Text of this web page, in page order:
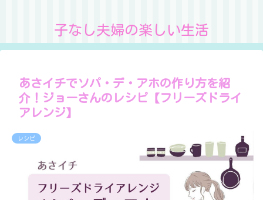
子なし夫婦の楽しい生活
あさイチでソパ・デ・アホの作り方を紹
介！ジョーさんのレシピ【フリーズドライ
アレンジ】
レシピ